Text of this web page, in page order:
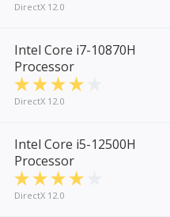
DirectX 12.0
Intel Core i7-10870H
Processor
DirectX 12.0
Intel Core i5-12500H
Processor
DirectX 12.0